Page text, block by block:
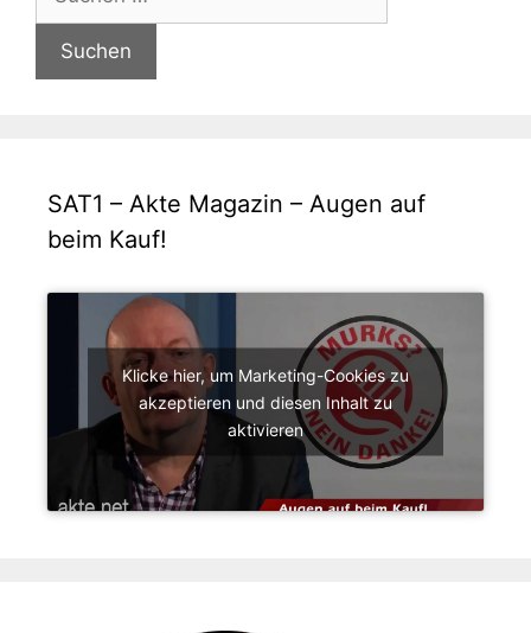
nach:
SAT1 – Akte Magazin – Augen auf
beim Kauf!
Klicke hier, um Marketing-Cookies zu
akzeptieren und diesen Inhalt zu
aktivieren